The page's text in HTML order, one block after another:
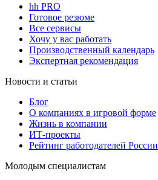
hh PRO
Готовое резюме
Все сервисы
Хочу у вас работать
Производственный календарь
Экспертная рекомендация
Новости и статьи
Блог
О компаниях в игровой форме
Жизнь в компании
ИТ-проекты
Рейтинг работодателей России
Молодым специалистам